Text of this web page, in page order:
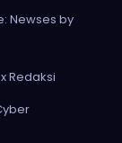
Newses by
Redaksi